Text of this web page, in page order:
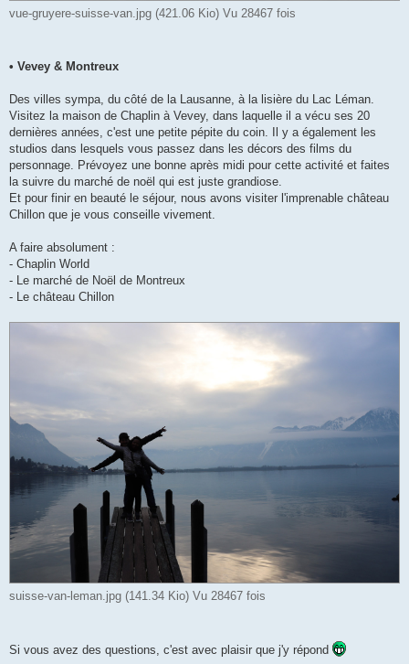
vue-gruyere-suisse-van.jpg (421.06 Kio) Vu 28467 fois
• Vevey & Montreux
Des villes sympa, du côté de la Lausanne, à la lisière du Lac Léman.
Visitez la maison de Chaplin à Vevey, dans laquelle il a vécu ses 20
dernières années, c'est une petite pépite du coin. Il y a également les
studios dans lesquels vous passez dans les décors des films du
personnage. Prévoyez une bonne après midi pour cette activité et faites
la suivre du marché de noël qui est juste grandiose.
Et pour finir en beauté le séjour, nous avons visiter l'imprenable château
Chillon que je vous conseille vivement.
A faire absolument :
- Chaplin World
- Le marché de Noël de Montreux
- Le château Chillon
suisse-van-leman.jpg (141.34 Kio) Vu 28467 fois
Si vous avez des questions, c'est avec plaisir que j'y répond